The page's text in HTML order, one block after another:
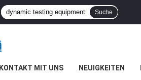
Suche
KONTAKT MIT UNS NEUIGKEITEN